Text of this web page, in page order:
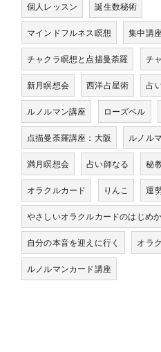
個人レッスン 誕生数秘術
マインドフルネス瞑想 集中講
チャクラ瞑想と点描曼荼羅 チ
新月瞑想会 西洋占星術 占
ルノルマン講座 ローズベル
点描曼荼羅講座：大阪 ルノル
満月瞑想会 占い師なる 秘
オラクルカード りんこ 運
やさしいオラクルカードのはじめ
自分の本音を迎えに行く オラ
ルノルマンカード講座